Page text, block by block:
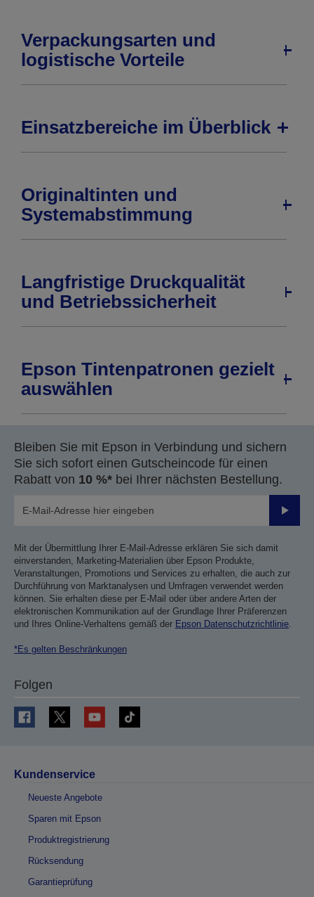
Verpackungsarten und
logistische Vorteile
Einsatzbereiche im Überblick
Originaltinten und
Systemabstimmung
Langfristige Druckqualität
und Betriebssicherheit
Epson Tintenpatronen gezielt
auswählen
Bleiben Sie mit Epson in Verbindung und sichern
Sie sich sofort einen Gutscheincode für einen
Rabatt von 10 %* bei Ihrer nächsten Bestellung.
Mit der Übermittlung Ihrer E-Mail-Adresse erklären Sie sich damit
einverstanden, Marketing-Materialien über Epson Produkte,
Veranstaltungen, Promotions und Services zu erhalten, die auch zur
Durchführung von Marktanalysen und Umfragen verwendet werden
können. Sie erhalten diese per E-Mail oder über andere Arten der
elektronischen Kommunikation auf der Grundlage Ihrer Präferenzen
und Ihres Online-Verhaltens gemäß der Epson Datenschutzrichtlinie.
*Es gelten Beschränkungen
Folgen
Kundenservice
Neueste Angebote
Sparen mit Epson
Produktregistrierung
Rücksendung
Garantieprüfung